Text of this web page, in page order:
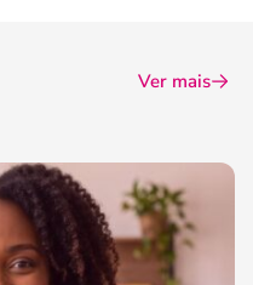
Ver mais